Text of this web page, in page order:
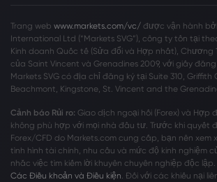
Trang web www.markets.com/vc/ được vận hành
International Ltd (“Markets SVG”), công ty tồn tại
Kinh doanh Quốc tế (Sửa đổi và Hợp nhất), Chương
của Saint Vincent và Grenadines 2009, với giấy đăng
Markets SVG có địa chỉ đăng ký tại Suite 310,
Beachmont, Kingstone, St. Vincent and the
Cảnh báo Rủi ro: Giao dịch ngoại hối (Forex) và Hợp
không phù hợp với mọi nhà đầu tư. Trước khi quyết
Forex/CFD do Markets.com cung cấp, bạn nên xem
tình hình tài chính, nhu cầu và mức độ kinh nghiệm
nhắc việc tìm kiếm lời khuyên chuyên nghiệp độc
Các Điều khoản và Điều kiện. Đối với các khiếu nại